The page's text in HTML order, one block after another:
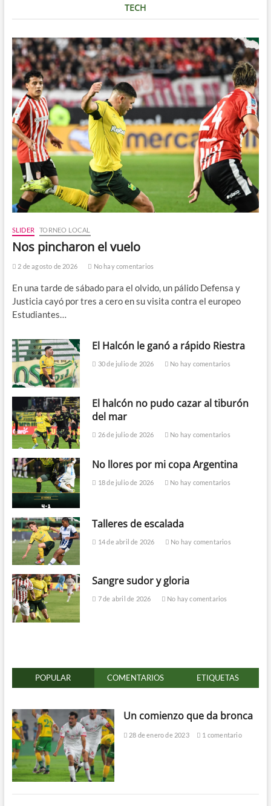
TECH
SLIDER TORNEO LOCAL
Nos pincharon el vuelo
2 de agosto de 2026 No hay comentarios
En una tarde de sábado para el olvido, un pálido Defensa y
Justicia cayó por tres a cero en su visita contra el europeo
Estudiantes…
El Halcón le ganó a rápido Riestra
30 de julio de 2026 No hay comentarios
El halcón no pudo cazar al tiburón
del mar
26 de julio de 2026 No hay comentarios
No llores por mi copa Argentina
18 de julio de 2026 No hay comentarios
Talleres de escalada
14 de abril de 2026 No hay comentarios
Sangre sudor y gloria
7 de abril de 2026 No hay comentarios
POPULAR COMENTARIOS ETIQUETAS
Un comienzo que da bronca
28 de enero de 2023 1 comentario